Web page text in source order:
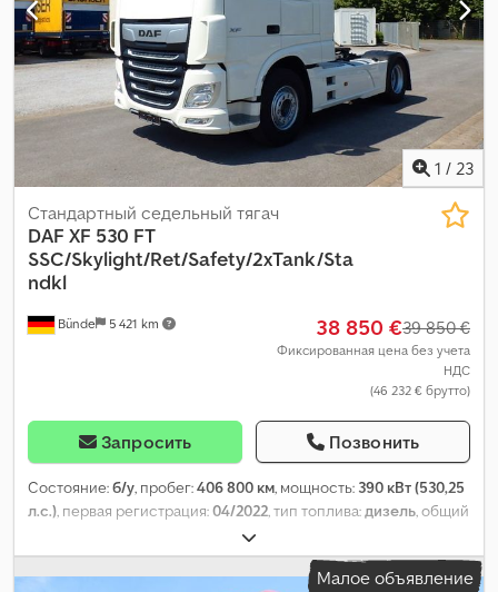
1 / 23
Bünde 5 421 km
Стандартный седельный тягач
DAF XF 530 FT
SSC/Skylight/Ret/Safety/2xTank/Sta
ndkl
38 850 €39 850 €
Фиксированная цена без учета
НДС
(46 232 € брутто)
Запросить Позвонить
Состояние:б/у, пробег:406 800 км, мощность: 390 кВт (530,25
л.с.), первая регистрация:04/2022, тип топлива:дизель, общий
, конфигурация осей:
(TÜV):04/2027, тормоза:ретардер, цвет:белый, тип передачи:
автоматический, Год выпуска:2022, Оборудование:ABS,
Малое объявление